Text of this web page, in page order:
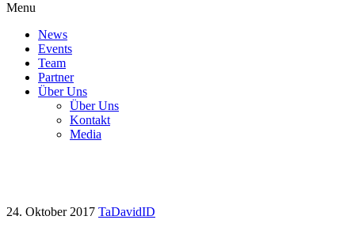
Menu
News
Events
Team
Partner
Über Uns
Über Uns
Kontakt
Media
24. Oktober 2017 TaDavidID